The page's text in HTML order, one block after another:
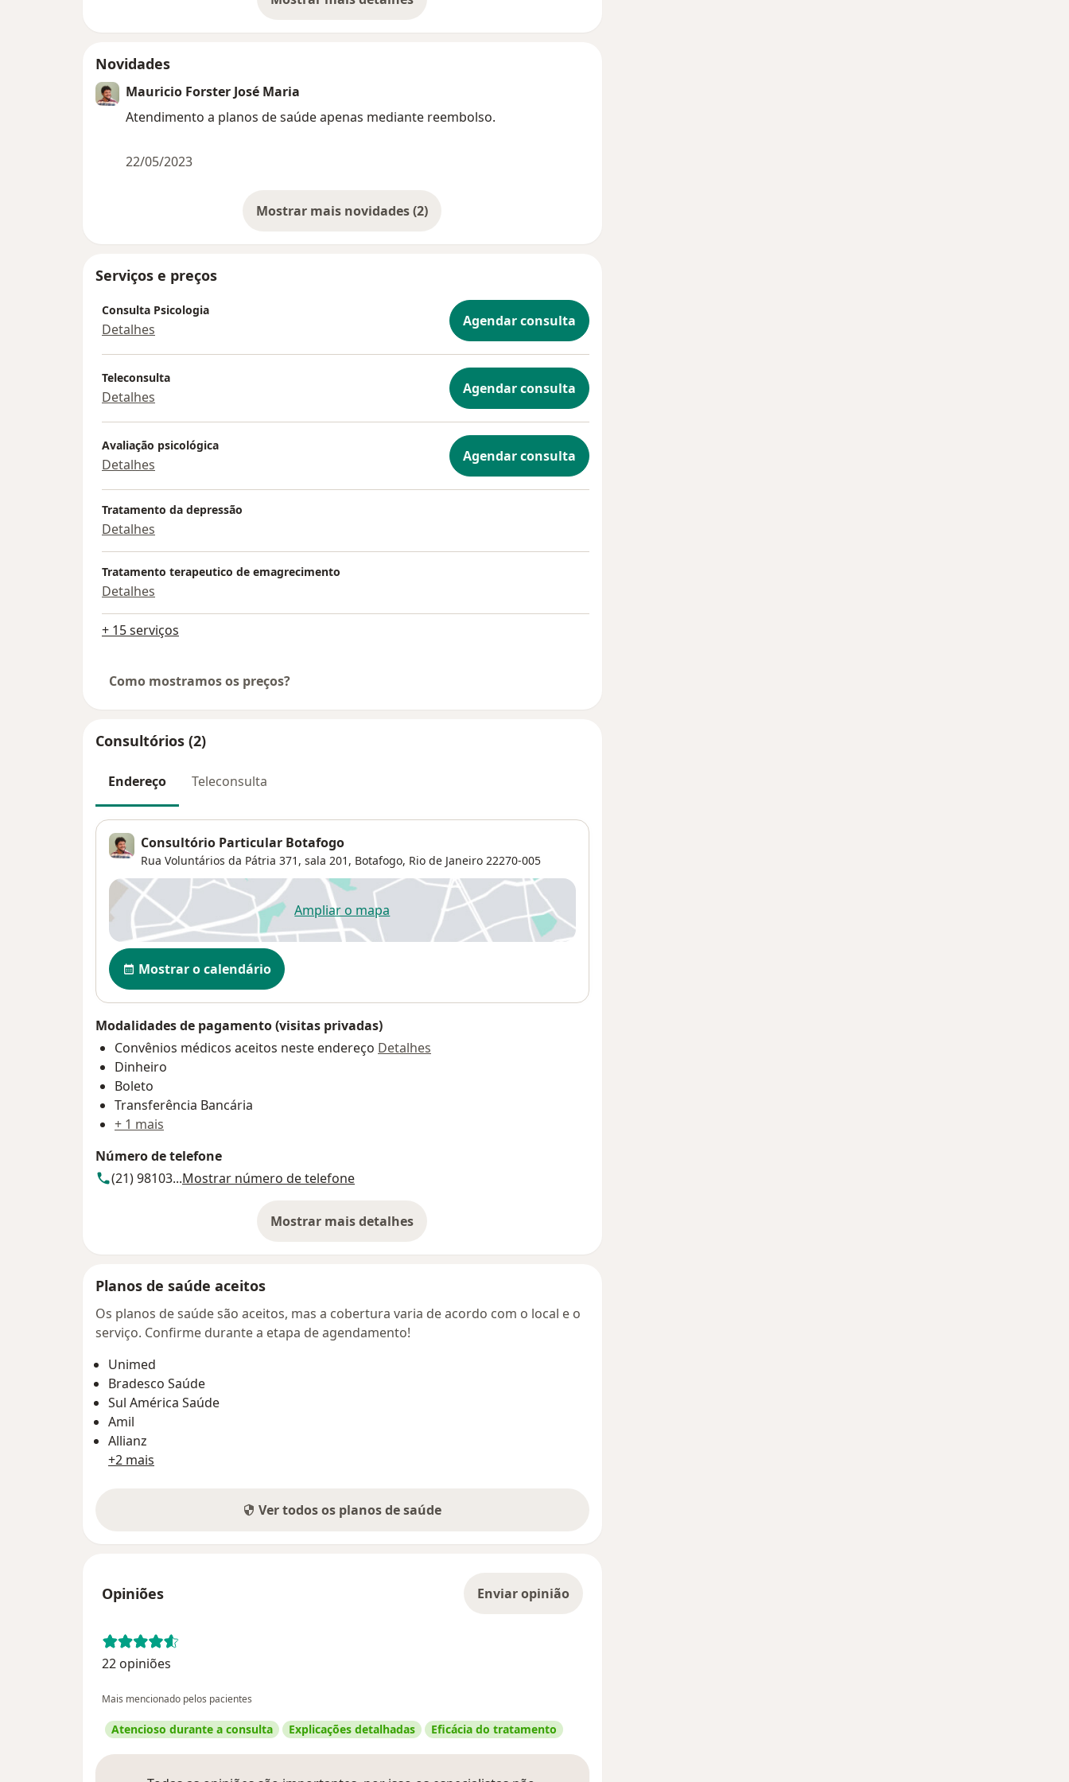
sobre a experiência
Novidades
Mauricio Forster José Maria
Atendimento a planos de saúde apenas mediante reembolso.
22/05/2023
Mostrar mais novidades (2)
Serviços e preços
Consulta Psicologia
Detalhes Agendar consulta
Teleconsulta
Detalhes Agendar consulta
Avaliação psicológica
Detalhes Agendar consulta
Tratamento da depressão
Detalhes
Tratamento terapeutico de emagrecimento
Detalhes
+ 15 serviços
Como mostramos os preços?
Consultórios (2)
Endereço Teleconsulta
Consultório Particular Botafogo
Rua Voluntários da Pátria 371, sala 201, Botafogo, Rio de Janeiro 22270-005
Ampliar o mapaabre num novo separador
Disponibilidade
Mostrar o calendário
Modalidades de pagamento (visitas privadas)
Convênios médicos aceitos neste endereço Detalhes
Dinheiro
Boleto
Transferência Bancária
+ 1 mais
Número de telefone
(21) 98103...Mostrar número de telefone
Mostrar mais detalhes
sobre o endereço
Planos de saúde aceitos
Os planos de saúde são aceitos, mas a cobertura varia de acordo com o local e o
serviço. Confirme durante a etapa de agendamento!
Unimed
Bradesco Saúde
Sul América Saúde
Amil
Allianz
+2 mais
Ver todos os planos de saúde
Opiniões Enviar opinião
22 opiniões
Mais mencionado pelos pacientes
Atencioso durante a consulta Explicações detalhadas Eficácia do tratamento